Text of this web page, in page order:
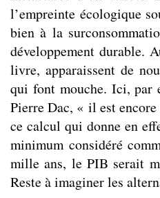
l’empreinte écologique
bien à la
développement durable.
livre, apparaissent de
qui font mouche. Ici, par
Pierre Dac, « il est
ce calcul qui donne en
minimum considéré
mille ans, le PIB serait
Reste à imaginer les